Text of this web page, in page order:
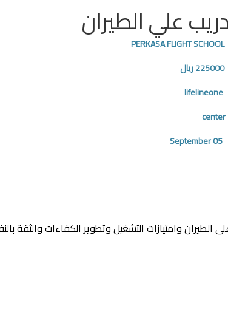
علي الطيران
PERKASA FLIGHT SCHOOL
225000 ريال
lifelineone
center
05 September
وامتيازات التشغيل وتطوير الكفاءات والثقة